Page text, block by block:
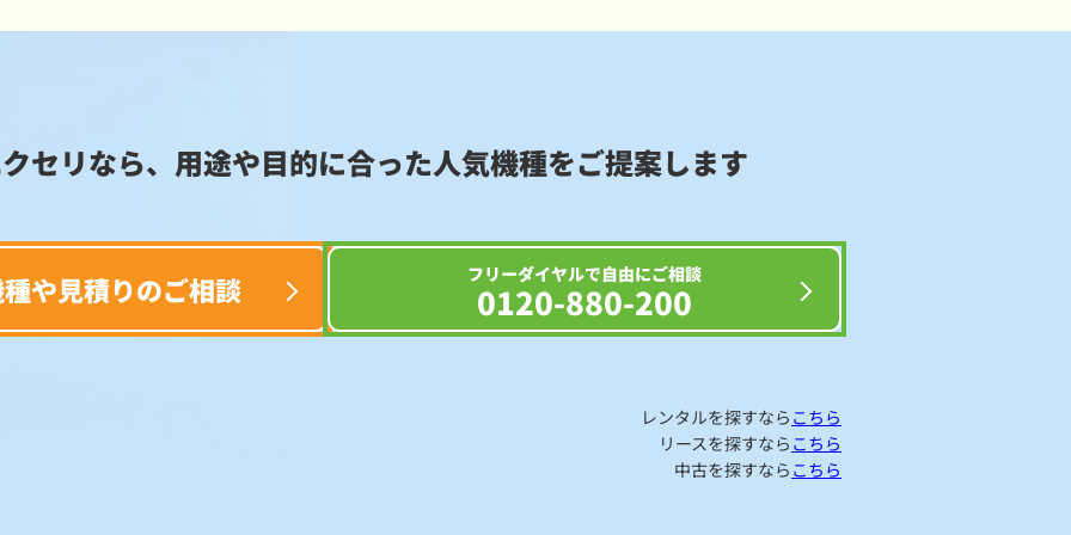
セリなら、用途や目的に合った人気機種をご提案します
や見積りのご相談 フリーダイヤルで自由にご相談
0120-880-200
レンタルを探すなら こちら
リースを探すなら こちら
中古を探すなら こちら